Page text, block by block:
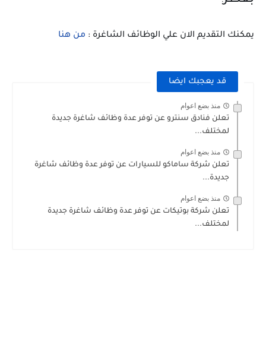
يمكنك التقديم الان علي الوظائف الشاغرة : من هنا
قد يعجبك ايضا
منذ بضع اعوام
تعلن فنادق سنترو عن توفر عدة وظائف شاغرة جديدة
لمختلف...
منذ بضع اعوام
تعلن شركة ساماكو للسيارات عن توفر عدة وظائف شاغرة
جديدة...
منذ بضع اعوام
تعلن شركة بوتيكات عن توفر عدة وظائف شاغرة جديدة
لمختلف...